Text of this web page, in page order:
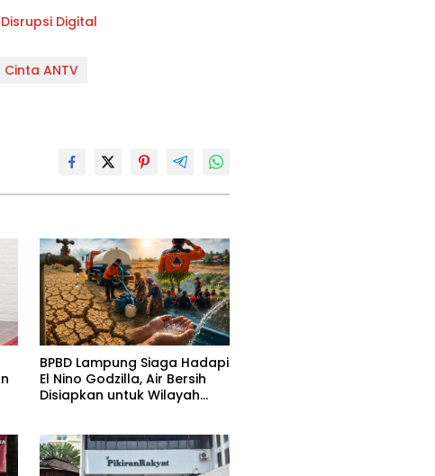
Digital
ANTV
BPBD Lampung Siaga Hadapi
El Nino Godzilla, Air Bersih
Disiapkan untuk Wilayah